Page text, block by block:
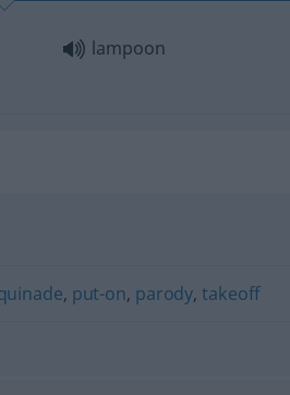
lampoon
, put-on, parody,takeoff